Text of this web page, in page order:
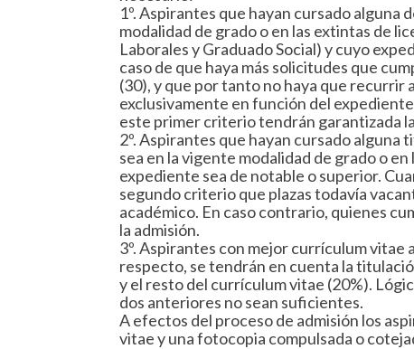
1º. Aspirantes que hayan cursado
modalidad de grado o en las extintas de
Laborales y Graduado Social) y cuyo
caso de que haya más solicitudes que
(30), y que por tanto no haya que
exclusivamente en función del
este primer criterio tendrán garantizada
2º. Aspirantes que hayan cursado
sea en la vigente modalidad de grado o
expediente sea de notable o superior.
segundo criterio que plazas todavía
académico. En caso contrario, quienes
la admisión.
3º. Aspirantes con mejor currículum vitae
respecto, se tendrán en cuenta la
y el resto del currículum vitae (20%).
dos anteriores no sean suficientes.
A efectos del proceso de admisión los
vitae y una fotocopia compulsada o